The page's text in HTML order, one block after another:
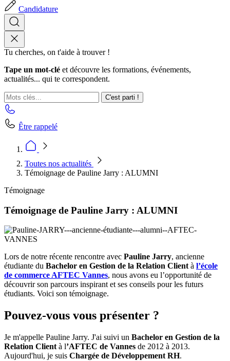
Candidature
Tu cherches, on t'aide à trouver !
Tape un mot-clé et découvre les formations, événements,
actualités... qui te correspondent.
C'est parti !
Être rappelé
Toutes nos actualités
Témoignage de Pauline Jarry : ALUMNI
Témoignage
Témoignage de Pauline Jarry : ALUMNI
Lors de notre récente rencontre avec Pauline Jarry, ancienne
étudiante du Bachelor en Gestion de la Relation Clientà l’école
de commerce AFTEC Vannes, nous avons eu l’opportunité de
découvrir son parcours inspirant et ses conseils pour les futurs
étudiants. Voici son témoignage.
Pouvez-vous vous présenter ?
Je m'appelle Pauline Jarry. J'ai suivi un Bachelor en Gestion de la
Relation Client à l’AFTEC de Vannes de 2012 à 2013.
Aujourd'hui, je suis Chargée de Développement RH.